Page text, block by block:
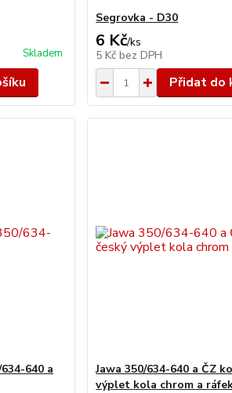
Skladem
Segrovka - D30
6 Kč/ks
5 Kč bez DPH
Přidat do
640 a
Jawa 350/634-640 a ČZ
výplet kola chrom a